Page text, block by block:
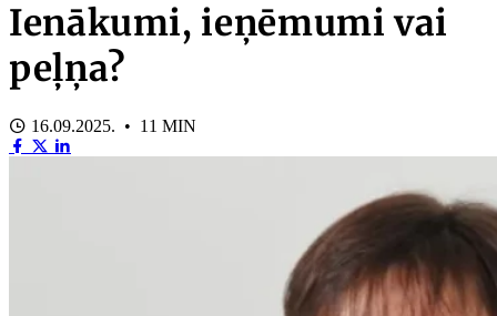
Ienākumi, ieņēmumi vai
peļņa?
16.09.2025. • 11 MIN